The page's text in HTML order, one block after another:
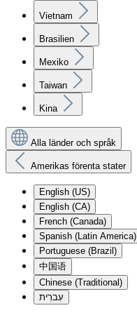
Vietnam
Brasilien
Mexiko
Taiwan
Kina
Alla länder och språk
Amerikas förenta stater
English (US)
English (CA)
French (Canada)
Spanish (Latin America)
Portuguese (Brazil)
中国语
Chinese (Traditional)
עִברִית